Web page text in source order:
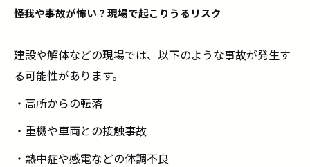
怪我や事故が怖い？現場で起こりうるリスク
建設や解体などの現場では、以下のような事故が発生す
る可能性があります。
・高所からの転落
・重機や車両との接触事故
・熱中症や感電などの体調不良